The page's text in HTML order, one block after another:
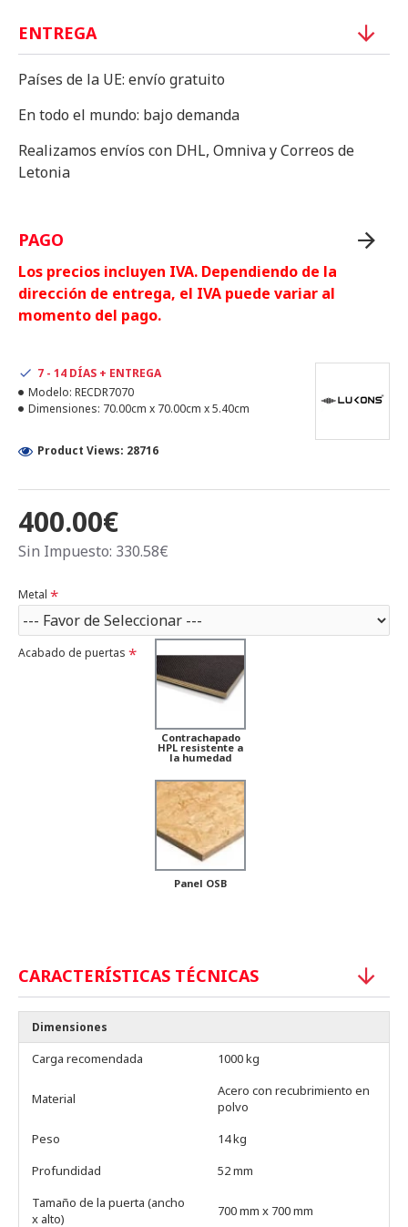
ENTREGA
Países de la UE: envío gratuito
En todo el mundo: bajo demanda
Realizamos envíos con DHL, Omniva y Correos de
Letonia
PAGO
Los precios incluyen IVA. Dependiendo de la
dirección de entrega, el IVA puede variar al
momento del pago.
400.00€
Sin Impuesto: 330.58€
7 - 14 DÍAS + ENTREGA
Modelo: RECDR7070
Dimensiones: 70.00cm x 70.00cm x 5.40cm
Product Views: 28716
Metal
Acabado de puertas
Contrachapado
HPL resistente a
la humedad
Panel OSB
CARACTERÍSTICAS TÉCNICAS
Dimensiones
Carga recomendada 1000 kg
Material
Acero con recubrimiento en
polvo
Peso
14 kg
Profundidad
52 mm
Tamaño de la puerta (ancho
x alto)
700 mm x 700 mm